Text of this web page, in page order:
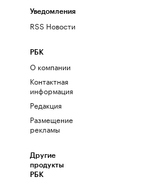
Уведомления
RSS Новости
РБК
О компании
Контактная
информация
Редакция
Размещение
рекламы
Другие
продукты
РБК